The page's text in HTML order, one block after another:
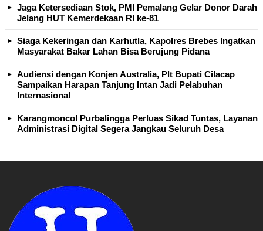
Jaga Ketersediaan Stok, PMI Pemalang Gelar Donor Darah
Jelang HUT Kemerdekaan RI ke-81
Siaga Kekeringan dan Karhutla, Kapolres Brebes Ingatkan
Masyarakat Bakar Lahan Bisa Berujung Pidana
Audiensi dengan Konjen Australia, Plt Bupati Cilacap
Sampaikan Harapan Tanjung Intan Jadi Pelabuhan
Internasional
Karangmoncol Purbalingga Perluas Sikad Tuntas, Layanan
Administrasi Digital Segera Jangkau Seluruh Desa